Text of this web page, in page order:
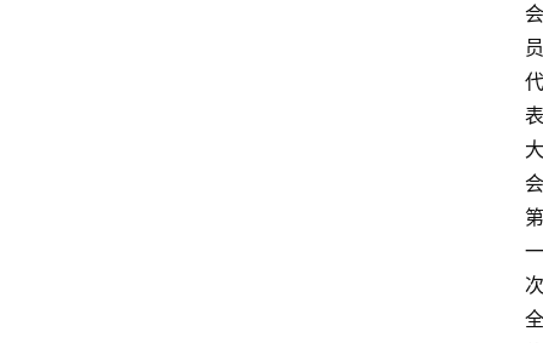
会
员
代
表
大
会
第
一
次
全